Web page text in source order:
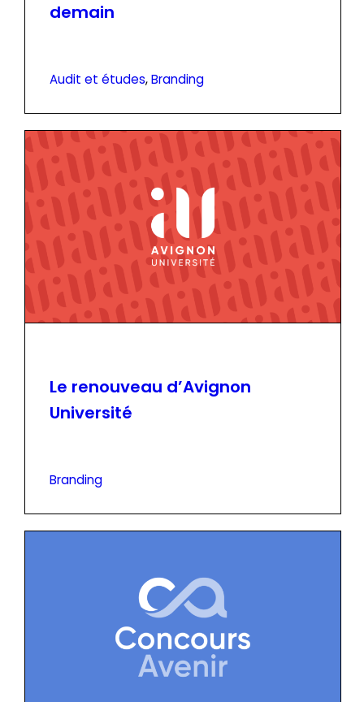
demain
Audit et études, Branding
Le renouveau d’Avignon
Université
Branding